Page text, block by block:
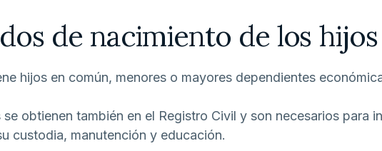
de nacimiento de los hijos
hijos en común, menores o mayores dependientes
obtienen también en el Registro Civil y son necesarios para
custodia, manutención y educación.